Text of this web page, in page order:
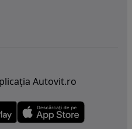
Autovit.ro